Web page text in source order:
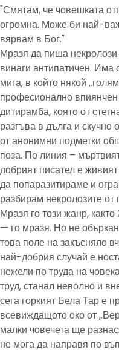
"Смятам, че човешката
огромна. Може би най-
вярвам в Бог."
Мразя да пиша
винаги антипатичен. Има
мига, в който някой
професионално
дитирамба, която от
разгъва в дълга и
от анонимни подметки
поза. По линия –
добрият писател е
да попаразитираме и
разбирам некролозите
Мразя го този жанр,
— го мразя. Но не
това поле на закъсняло
най-добрия случай е
нежели по труда на
труд, станал неволно и
сега горкият Бела Тар е
всевиждащото око от
малки човечета ще
не мога да направя по